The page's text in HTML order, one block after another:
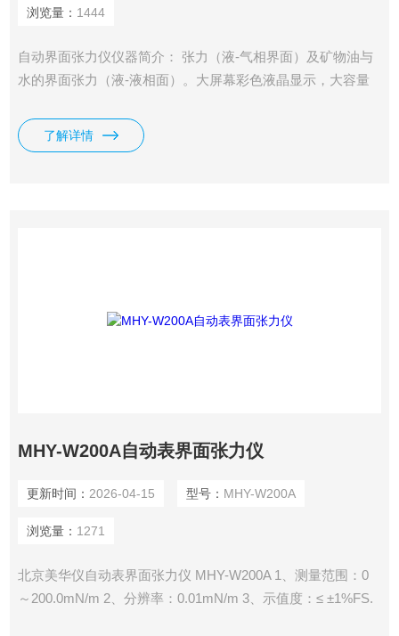
浏览量： 1444
自动界面张力仪仪器简介： 张力（液-气相界面）及矿物油与
水的界面张力（液-液相面）。大屏幕彩色液晶显示，大容量
（GB6541）在非平衡条件下，测量各种液体表面作提示以及
美观大方的操作界面。该仪器是石油，化，电力，校，科研等
了解详情
MHY-W200A自动表界面张力仪
更新时间： 2026-04-15 型号： MHY-W200A
浏览量： 1271
北京美华仪自动表界面张力仪 MHY-W200A 1、测量范围：0
～200.0mN/m 2、分辨率：0.01mN/m 3、示值度：≤ ±1%FS.